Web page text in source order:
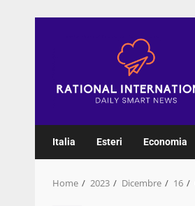
Italia Esteri Economia
Home 2023 Dicembre 16